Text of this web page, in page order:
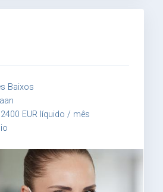
Baixos
EUR líquido / mês